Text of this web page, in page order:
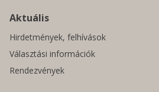
Aktuális
Hirdetmények, felhívások
Választási információk
Rendezvények